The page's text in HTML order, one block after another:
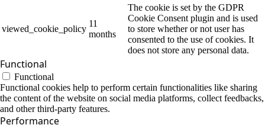
viewed_cookie_policy
11
months
The cookie is set by the GDPR
Cookie Consent plugin and is used
to store whether or not user has
consented to the use of cookies. It
does not store any personal data.
Functional
Functional
Functional cookies help to perform certain functionalities like sharing
the content of the website on social media platforms, collect feedbacks,
and other third-party features.
Performance